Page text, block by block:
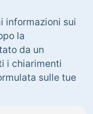
informazioni sui
la
da un
i chiarimenti
sulle tue